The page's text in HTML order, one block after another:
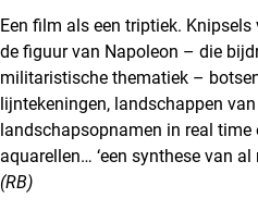
Een film als een triptiek.
de figuur van Napoleon – die
militaristische thematiek –
lijntekeningen, landschappen
landschapsopnamen in real time
aquarellen… ‘een synthese van al
(RB)